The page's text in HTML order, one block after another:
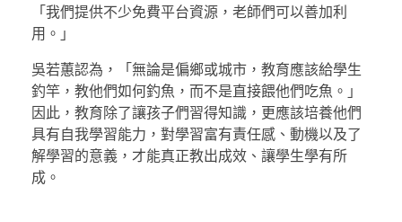
「我們提供不少免費平台資源，老師們可以善加利
用。」
吳若蕙認為，「無論是偏鄉或城市，教育應該給學生
釣竿，教他們如何釣魚，而不是直接餵他們吃魚。」
因此，教育除了讓孩子們習得知識，更應該培養他們
具有自我學習能力，對學習富有責任感、動機以及了
解學習的意義，才能真正教出成效、讓學生學有所
成。